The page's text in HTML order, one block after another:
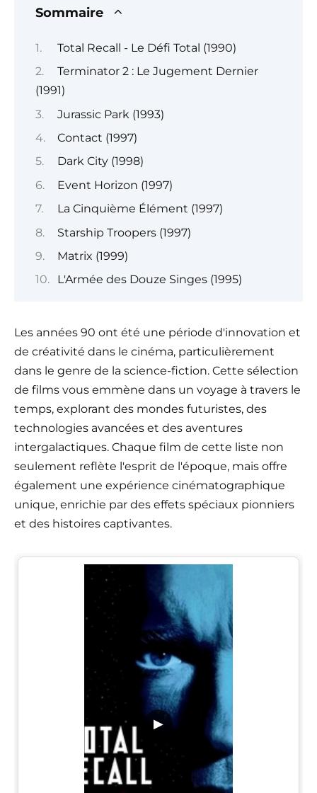
Sommaire
Total Recall - Le Défi Total (1990)
Terminator 2 : Le Jugement Dernier
(1991)
Jurassic Park (1993)
Contact (1997)
Dark City (1998)
Event Horizon (1997)
La Cinquième Élément (1997)
Starship Troopers (1997)
Matrix (1999)
L'Armée des Douze Singes (1995)
Les années 90 ont été une période d'innovation et
de créativité dans le cinéma, particulièrement
dans le genre de la science-fiction. Cette sélection
de films vous emmène dans un voyage à travers le
temps, explorant des mondes futuristes, des
technologies avancées et des aventures
intergalactiques. Chaque film de cette liste non
seulement reflète l'esprit de l'époque, mais offre
également une expérience cinématographique
unique, enrichie par des effets spéciaux pionniers
et des histoires captivantes.
▶